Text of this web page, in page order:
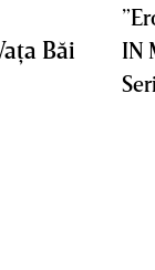
Băi
IN